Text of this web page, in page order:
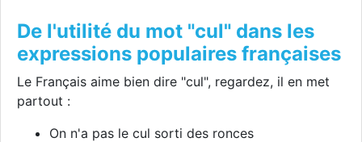
De l'utilité du mot "cul" dans les
expressions populaires françaises
Le Français aime bien dire "cul", regardez, il en met
partout :
On n'a pas le cul sorti des ronces